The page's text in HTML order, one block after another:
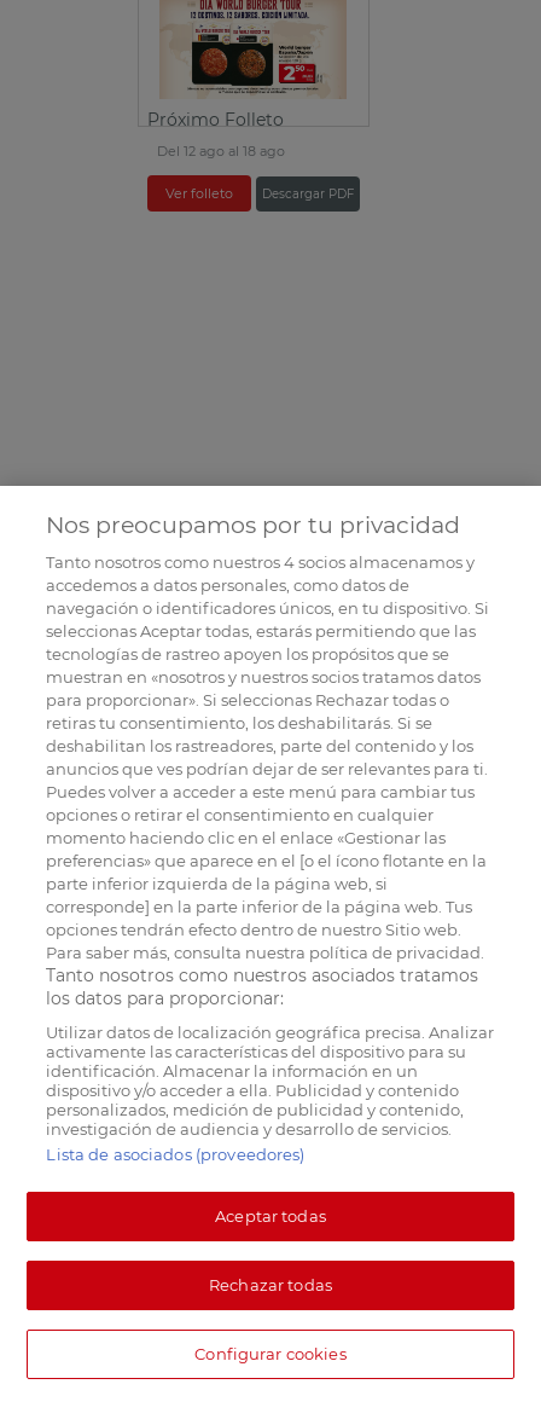
Próximo Folleto
Del 12 ago al 18 ago
Ver folleto Descargar PDF
Nos preocupamos por tu privacidad
Tanto nosotros como nuestros4socios almacenamos y
accedemos a datos personales, como datos de
navegación o identificadores únicos, en tu dispositivo. Si
seleccionas Aceptar todas, estarás permitiendo que las
tecnologías de rastreo apoyen los propósitos que se
muestran en «nosotros y nuestros socios tratamos datos
para proporcionar». Si seleccionas Rechazar todas o
retiras tu consentimiento, los deshabilitarás. Si se
deshabilitan los rastreadores, parte del contenido y los
anuncios que ves podrían dejar de ser relevantes para ti.
Puedes volver a acceder a este menú para cambiar tus
opciones o retirar el consentimiento en cualquier
momento haciendo clic en el enlace «Gestionar las
preferencias» que aparece en el [o el ícono flotante en la
parte inferior izquierda de la página web, si
corresponde] en la parte inferior de la página web. Tus
opciones tendrán efecto dentro de nuestro Sitio web.
Para saber más, consulta nuestra política de privacidad.
Tanto nosotros como nuestros asociados tratamos
los datos para proporcionar:
Utilizar datos de localización geográfica precisa. Analizar
activamente las características del dispositivo para su
identificación. Almacenar la información en un
dispositivo y/o acceder a ella. Publicidad y contenido
personalizados, medición de publicidad y contenido,
investigación de audiencia y desarrollo de servicios.
Lista de asociados (proveedores)
Aceptar todas
Rechazar todas
Configurar cookies